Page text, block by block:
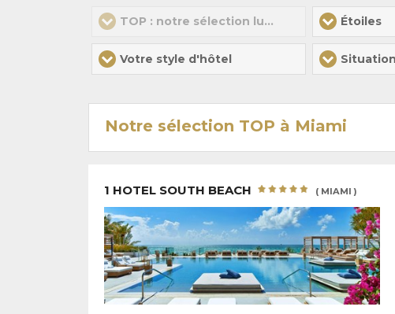
TOP : notre sélection luxe Étoiles
Votre style d'hôtel
Notre sélection TOP à Miami
1 HOTEL SOUTH BEACH ( MIAMI )